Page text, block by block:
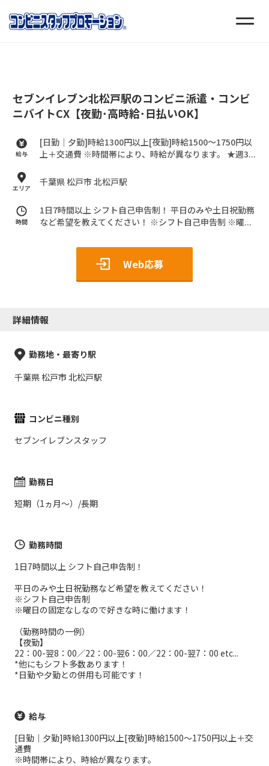
セブンイレブン北松戸駅のコンビニ派遣・コンビ
ニバイトCX【夜勤･高時給･日払いOK】
給与
[日勤｜夕勤]時給1300円以上[夜勤]時給1500～1750円以
上＋交通費 ※時間帯により、時給が異なります。 ★週3...
エリア 千葉県 松戸市 北松戸駅
時間
1日7時間以上 シフト自己申告制！ 平日のみや土日祝勤務
など希望を教えてください！ ※シフト自己申告制 ※曜...
Web応募
詳細情報
勤務地・最寄り駅
千葉県 松戸市 北松戸駅
コンビニ種別
セブンイレブンスタッフ
勤務日
短期（1ヵ月～）/長期
勤務時間
1日7時間以上 シフト自己申告制！
平日のみや土日祝勤務など希望を教えてください！
※シフト自己申告制
※曜日の固定なしなので好きな時に働けます！
（勤務時間の一例）
【夜勤】
22：00-翌8：00／22：00-翌6：00／22：00-翌7：00 etc...
*他にもシフト多数あります！
*日勤や夕勤との併用も可能です！
給与
[日勤｜夕勤]時給1300円以上[夜勤]時給1500～1750円以上＋交
通費
※時間帯により、時給が異なります。